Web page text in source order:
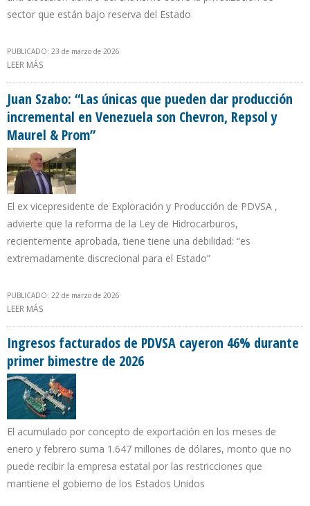
sector que están bajo reserva del Estado
PUBLICADO: 23 de marzo de 2026
LEER MÁS
MINAS
Juan Szabo: “Las únicas que pueden dar producción
incremental en Venezuela son Chevron, Repsol y
Maurel & Prom”
El ex vicepresidente de Exploración y Producción de PDVSA ,
advierte que la reforma de la Ley de Hidrocarburos,
recientemente aprobada, tiene tiene una debilidad: “es
extremadamente discrecional para el Estado”
PUBLICADO: 22 de marzo de 2026
LEER MÁS
PROM”
Ingresos facturados de PDVSA cayeron 46% durante
primer bimestre de 2026
El acumulado por concepto de exportación en los meses de
enero y febrero suma 1.647 millones de dólares, monto que no
puede recibir la empresa estatal por las restricciones que
mantiene el gobierno de los Estados Unidos